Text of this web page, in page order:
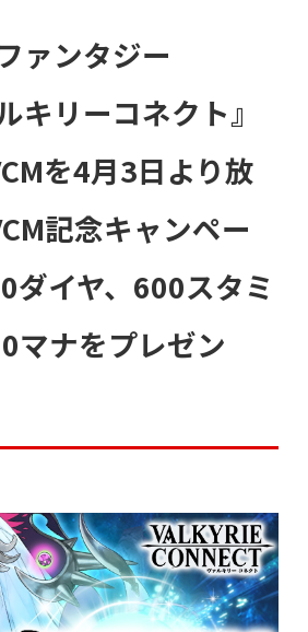
ァンタジー
キリーコネクト』
を4月3日より放
記念キャンペー
ダイヤ、600スタミ
マナをプレゼン